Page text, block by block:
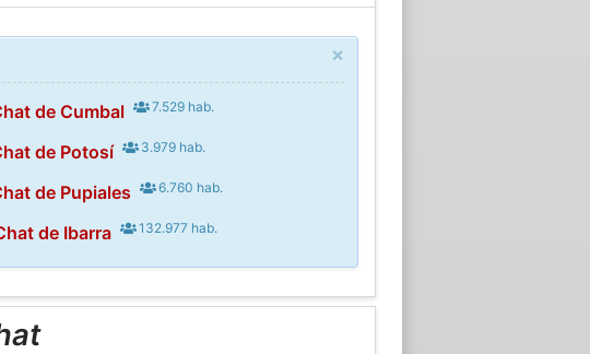
×
de Cumbal 7.529 hab.
de Potosí 3.979 hab.
de Pupiales 6.760 hab.
de Ibarra 132.977 hab.